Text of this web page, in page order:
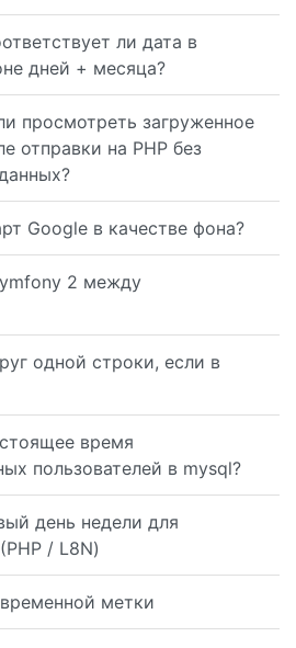
ли дата в
дней + месяца?
просмотреть загруженное
отправки на PHP без
Google в качестве фона?
2 между
одной строки, если в
время
пользователей в mysql?
день недели для
/ L8N)
метки